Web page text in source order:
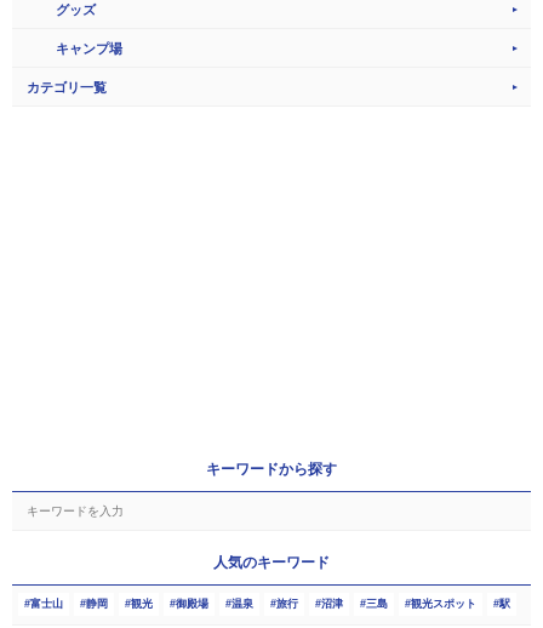
グッズ
キャンプ場
カテゴリ一覧
キーワードから探す
人気のキーワード
富士山 静岡 観光 御殿場 温泉 旅行 沼津 三島 観光スポット 駅